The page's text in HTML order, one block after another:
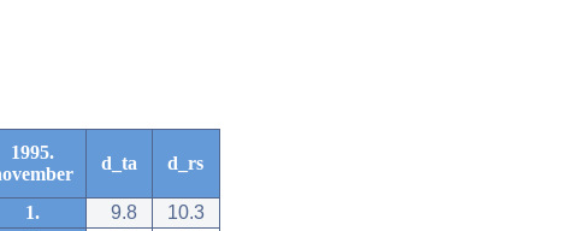
1995.
d_ta d_rs
1. 9.8
10.3